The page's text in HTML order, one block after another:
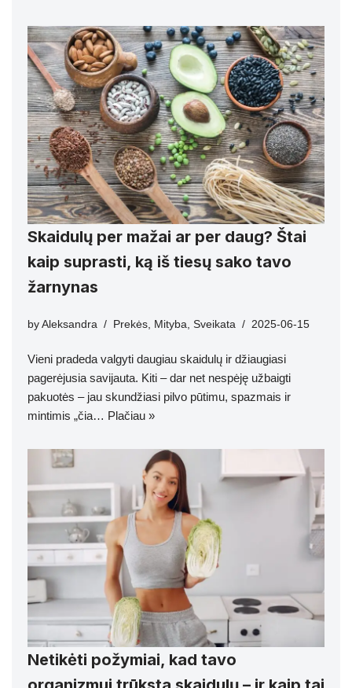
Skaidulų per mažai ar per daug? Štai
kaip suprasti, ką iš tiesų sako tavo
žarnynas
by Aleksandra Prekės, Mityba, Sveikata 2025-06-15
Vieni pradeda valgyti daugiau skaidulų ir džiaugiasi
pagerėjusia savijauta. Kiti – dar net nespėję užbaigti
pakuotės – jau skundžiasi pilvo pūtimu, spazmais ir
mintimis „čia… Plačiau »
Netikėti požymiai, kad tavo